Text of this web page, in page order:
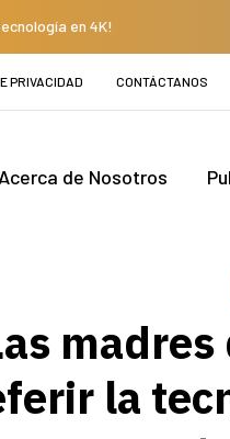
en 4K!
PRIVACIDAD CONTÁCTANOS
Acerca de Nosotros
la